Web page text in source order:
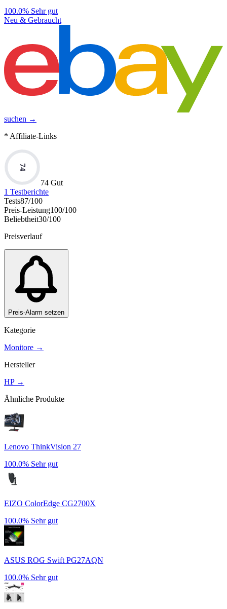
100.0% Sehr gut
Neu & Gebraucht
suchen →
* Affiliate-Links
74
74 Gut
1 Testberichte
Tests87/100
Preis-Leistung100/100
Beliebtheit30/100
Preisverlauf
Preis-Alarm setzen
Kategorie
Monitore →
Hersteller
HP→
Ähnliche Produkte
Lenovo ThinkVision 27
100.0% Sehr gut
EIZO ColorEdge CG2700X
100.0% Sehr gut
ASUS ROG Swift PG27AQN
100.0% Sehr gut